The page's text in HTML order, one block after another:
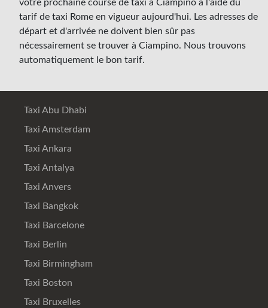
votre prochaine course de taxi à Ciampino à l'aide du
tarif de taxi Rome en vigueur aujourd'hui. Les adresses de
départ et d'arrivée ne doivent bien sûr pas
nécessairement se trouver à Ciampino. Nous trouvons
automatiquement le bon tarif.
Taxi Abu Dhabi
Taxi Amsterdam
Taxi Ankara
Taxi Antalya
Taxi Anvers
Taxi Bangkok
Taxi Barcelone
Taxi Berlin
Taxi Birmingham
Taxi Boston
Taxi Bruxelles